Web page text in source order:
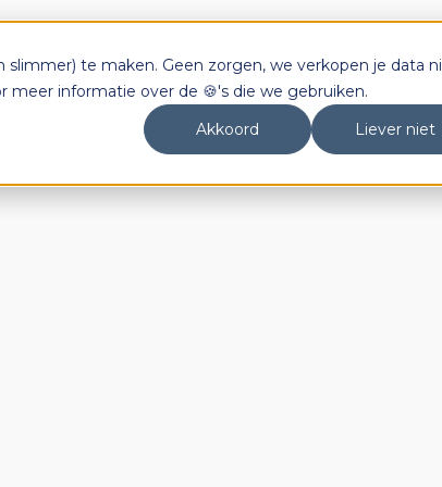
te maken. Geen zorgen, we verkopen je data
meer informatie over de 🍪's die we gebruiken.
Akkoord
Liever niet